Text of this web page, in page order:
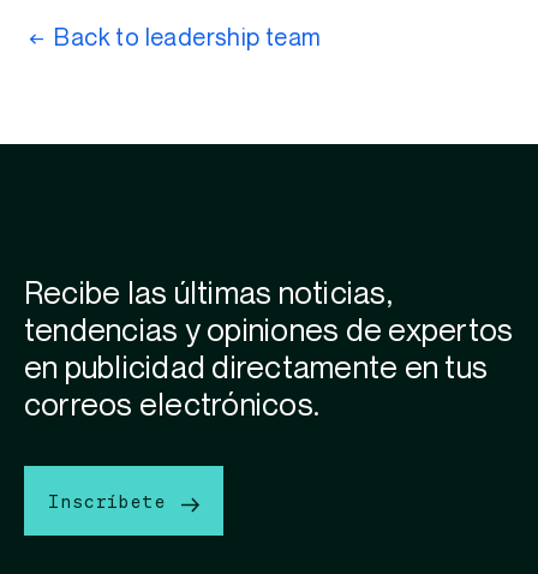
Back to leadership team
Recibe las últimas noticias,
tendencias y opiniones de expertos
en publicidad directamente en tus
correos electrónicos.
Inscríbete